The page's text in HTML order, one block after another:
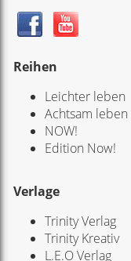
Reihen
Leichter leben
Achtsam leben
NOW!
Edition Now!
Verlage
Trinity Verlag
Trinity Kreativ
L.E.O Verlag